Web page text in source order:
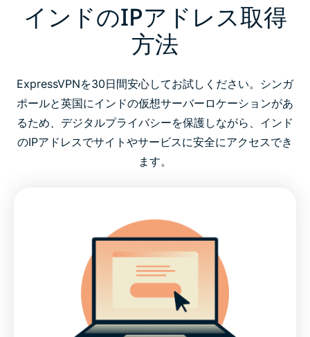
インドのIPアドレス取得方法
インド対応VPNを使用する理由
あらゆるデバイスにインド対応VPNをダウンロード
インドでのインターネット規制
ExpressVPNがインド対応おすすめVPNである理由
よくある質問（FAQ）： インド対応VPN
インドのIPアドレス取得
方法
ExpressVPNを30日間安心してお試しください。シンガ
ポールと英国にインドの仮想サーバーロケーションがあ
るため、デジタルプライバシーを保護しながら、インド
のIPアドレスでサイトやサービスに安全にアクセスでき
ます。